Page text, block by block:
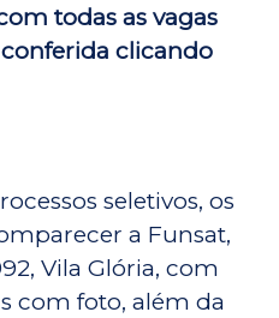
todas as vagas
clicando
seletivos, os
a Funsat,
Vila Glória, com
com foto, além da